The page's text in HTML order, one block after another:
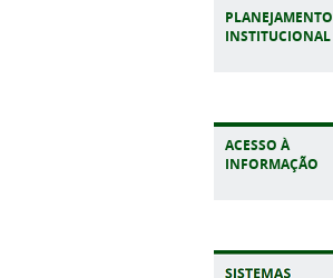
PLANEJAMENTO
INSTITUCIONAL
ACESSO À
INFORMAÇÃO